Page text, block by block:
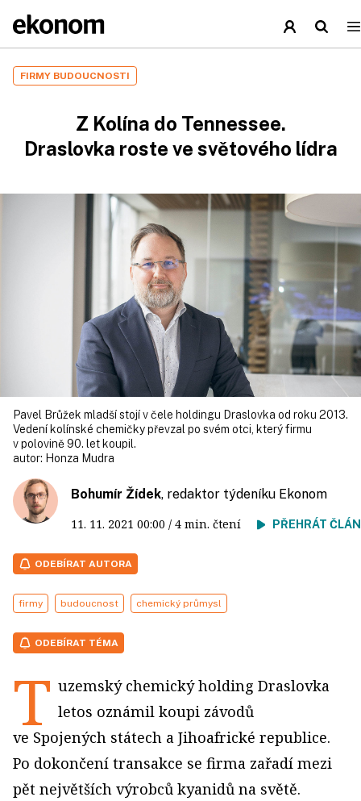
FIRMY BUDOUCNOSTI
Z Kolína do Tennessee.
Draslovka roste ve světového lídra
Pavel Brůžek mladší stojí v čele holdingu Draslovka od roku 2013.
Vedení kolínské chemičky převzal po svém otci, který firmu
v polovině 90. let koupil.
autor: Honza Mudra
Bohumír Žídek, redaktor týdeníku Ekonom
11. 11. 2021 00:00 / 4 min. čtení PŘEHRÁT
ODEBÍRAT AUTORA
firmy budoucnost chemický průmysl
ODEBÍRAT TÉMA
T uzemský chemický holding Draslovka
letos oznámil koupi závodů
ve Spojených státech a Jihoafrické republice.
Po dokončení transakce se firma zařadí mezi
pět největších výrobců kyanidů na světě.